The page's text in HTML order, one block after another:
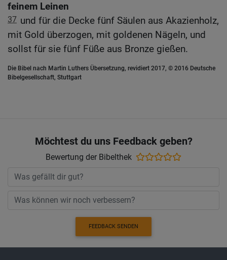
feinem Leinen
37 und für die Decke fünf Säulen aus Akazienholz,
mit Gold überzogen, mit goldenen Nägeln, und
sollst für sie fünf Füße aus Bronze gießen.
Die Bibel nach Martin Luthers Übersetzung, revidiert 2017, © 2016 Deutsche
Bibelgesellschaft, Stuttgart
Möchtest du uns Feedback geben?
Bewertung der Bibelthek
FEEDBACK SENDEN